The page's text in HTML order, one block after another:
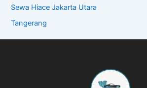
Sewa Hiace Jakarta Utara
Tangerang